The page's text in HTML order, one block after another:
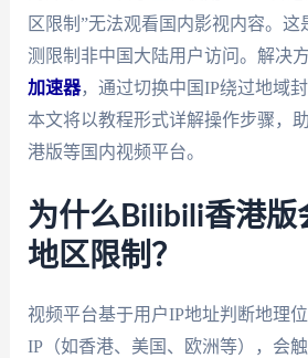
区限制”无法观看国内影视内容。这
测限制非中国大陆用户访问。解决
加速器，通过切换中国IP绕过地域
本文将以教程形式详解操作步骤，
港版等国内视频平台。
为什么Bilibili香港版
地区限制？
视频平台基于用户IP地址判断地理
IP（如香港、美国、欧洲等），会